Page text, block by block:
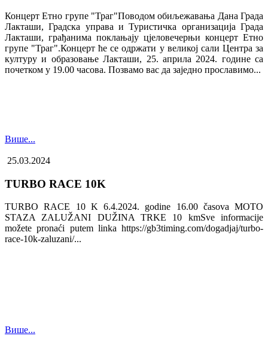
Концерт Етно групе "Траг"Поводом обиљежавања Дана Града
Лакташи, Градска управа и Туристичка организација Града
Лакташи, грађанима поклањају цјеловечерњи концерт Етно
групе "Траг".Концерт ће се одржати у великој сали Центра за
културу и образовање Лакташи, 25. априла 2024. године са
почетком у 19.00 часова. Позвамо вас да заједно прославимо...
Више...
25.03.2024
TURBO RACE 10K
TURBO RACE 10 K 6.4.2024. godine 16.00 časova MOTO
STAZA ZALUŽANI DUŽINA TRKE 10 kmSve informacije
možete pronaći putem linka https://gb3timing.com/dogadjaj/turbo-
race-10k-zaluzani/...
Више...